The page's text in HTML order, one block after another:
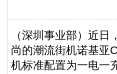
（深圳事业部）近日
尚的潮流街机诺基亚
机标准配置为一电一